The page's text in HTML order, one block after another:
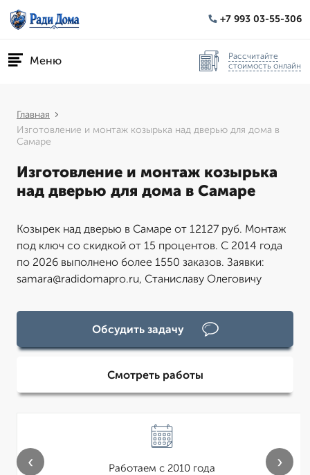
+7 993 03-55-306
Меню
Рассчитайте
стоимость онлайн
Главная
Изготовление и монтаж козырька над дверью для дома в
Самаре
Изготовление и монтаж козырька
над дверью для дома в Самаре
Козырек над дверью в Самаре от 12127 руб. Монтаж
под ключ со скидкой от 15 процентов. С 2014 года
по 2026 выполнено более 1550 заказов. Заявки:
samara@radidomapro.ru, Станиславу Олеговичу
Обсудить задачу
Смотреть работы
Работаем с 2010 года
‹ ›